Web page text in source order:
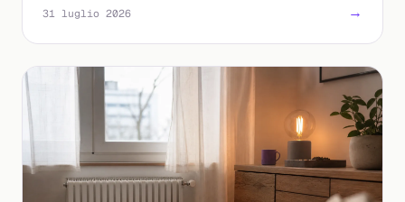
31 luglio 2026 →